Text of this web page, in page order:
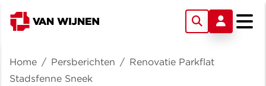
Home / Persberichten / Renovatie Parkflat
Stadsfenne Sneek